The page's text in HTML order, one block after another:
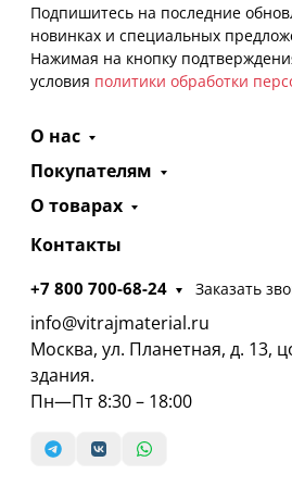
Подпишитесь на последние
новинках и специальных
Нажимая на кнопку
условия политики обработки
О нас
Покупателям
О товарах
Контакты
+7 800 700-68-24 Заказать
info@vitrajmaterial.ru
Москва, ул. Планетная, д. 13,
здания.
Пн—Пт 8:30 – 18:00